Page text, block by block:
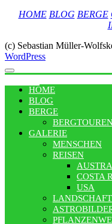
HOME BLOG BERGE
(c) Sebastian Müller-
WordPress
HOME
BLOG
BERGE
GALERIE
MENSCHEN
REISEN
COSTA
USA
LANDSCHAFT